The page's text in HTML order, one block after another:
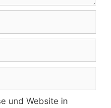
und Website in